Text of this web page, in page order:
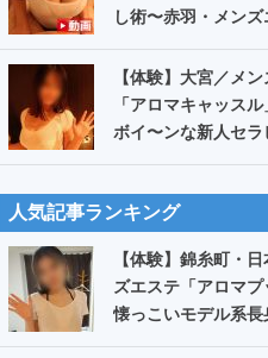
し術〜赤羽・メンズ
【体験】大宮／メ
「アロマキャッス
ボイ〜ンな新人セラ
人気記事ランキング
【体験】錦糸町・
ズエステ「アロマプ
懐っこいモデル系長